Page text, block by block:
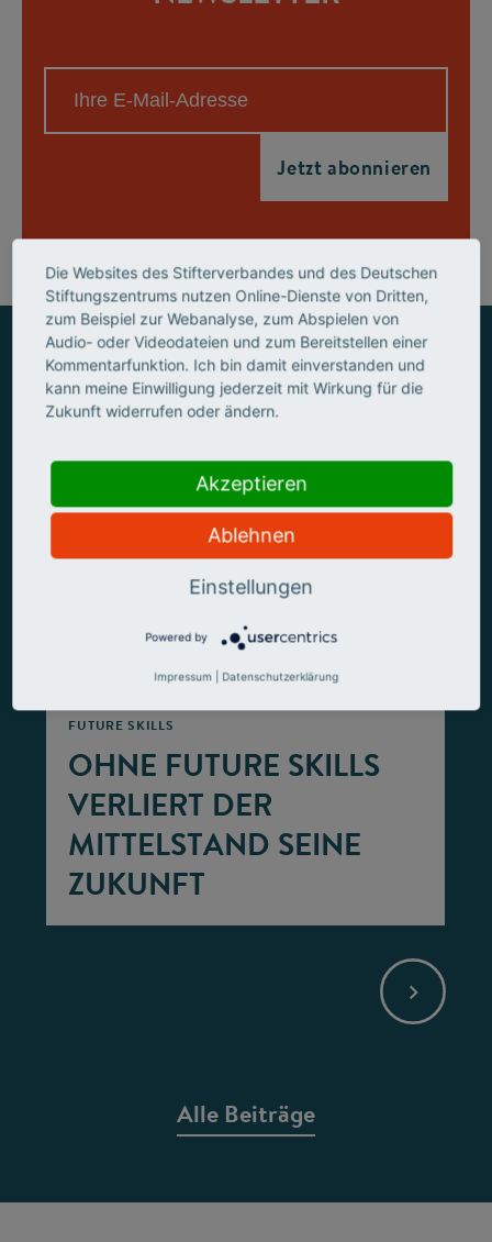
WEITERE ARTIKEL ZU DEM THEMA FUTURE SKILLS
FUTURE SKILLS
OHNE FUTURE SKILLS
VERLIERT DER
MITTELSTAND SEINE
ZUKUNFT
Alle Beiträge
Die Websites des Stifterverbandes und des Deutschen
Stiftungszentrums nutzen Online-Dienste von Dritten,
zum Beispiel zur Webanalyse, zum Abspielen von
Audio- oder Videodateien und zum Bereitstellen einer
Kommentarfunktion. Ich bin damit einverstanden und
kann meine Einwilligung jederzeit mit Wirkung für die
Zukunft widerrufen oder ändern.
Akzeptieren
Ablehnen
Einstellungen
Powered by
Impressum Datenschutzerklärung